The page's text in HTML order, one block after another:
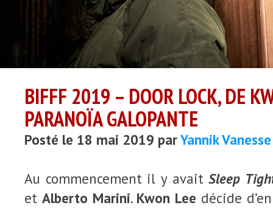
BIFFF 2019 – DOOR LOCK, DE
PARANOÏA GALOPANTE
Posté le 18 mai 2019 parYannik Vanesse
Au commencement il y avaitSleep
et Alberto Marini. Kwon Lee décide